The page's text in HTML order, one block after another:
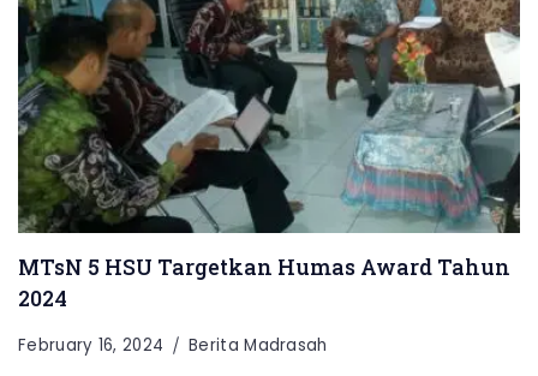
MTsN 5 HSU Targetkan Humas Award Tahun
2024
February 16, 2024 Berita Madrasah